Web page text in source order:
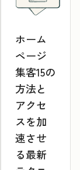
ホーム
ページ
集客15の
方法と
アクセ
スを加
速させ
る最新